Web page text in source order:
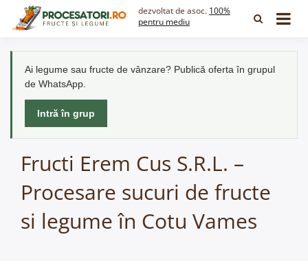
dezvoltat de asoc. 100%
pentru mediu
Ai legume sau fructe de vânzare? Publică oferta în grupul
de WhatsApp.
Intră în grup
Fructi Erem Cus S.R.L. –
Procesare sucuri de fructe
si legume în Cotu Vames